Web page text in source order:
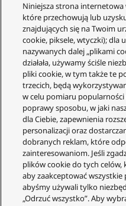
System hamowan
ia
Kołysanie i drżeni
e
Talerz gramofonu
mm
ając
Sekcja ramienia
Niniejsza strona
które przechowują lub
znajdujących się na Twoim
cookie, piksele, wtyczki); dla
nazywanych dalej „plikami
działała, używamy ściśle
pliki cookie, w tym także te
trzecich, będą
w celu pomiaru
poprawy sposobu, w jaki
dla Ciebie, zapewnienia
personalizacji oraz
dobranych reklam, które
zainteresowaniom. Jeśli
plików cookie do tych celów,
aby zaakceptować wszystkie
abyśmy używali tylko
„Odrzuć wszystko”. Aby